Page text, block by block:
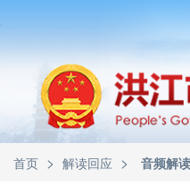
首页 > 解读回应 > 音频解读